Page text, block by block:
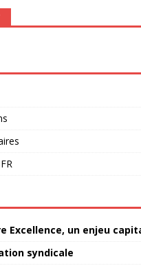
Excellence, un enjeu
syndicale